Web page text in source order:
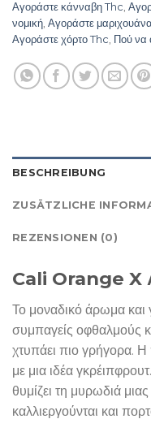
Αγοράστε κάνναβη Thc,
νομική, Αγοράστε
Αγοράστε χόρτο Thc, Πού να
BESCHREIBUNG
ZUSÄTZLICHE
REZENSIONEN (0)
Cali Orange X
Το μοναδικό άρωμα
συμπαγείς οφθαλμούς
χτυπάει πιο γρήγορα.
με μια ιδέα
θυμίζει τη μυρωδιά
καλλιεργούνται και